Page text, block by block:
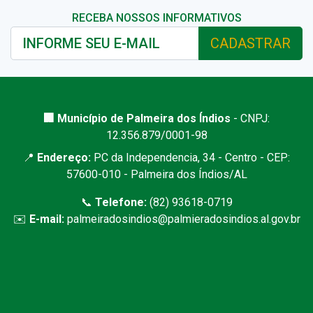
RECEBA NOSSOS INFORMATIVOS
CADASTRAR
🏢 Município de Palmeira dos Índios - CNPJ:
12.356.879/0001-98
📍 Endereço: PC da Independencia, 34 - Centro - CEP:
57600-010 - Palmeira dos Índios/AL
📞 Telefone:(82) 93618-0719
✉️ E-mail: palmeiradosindios@palmieradosindios.al.gov.br